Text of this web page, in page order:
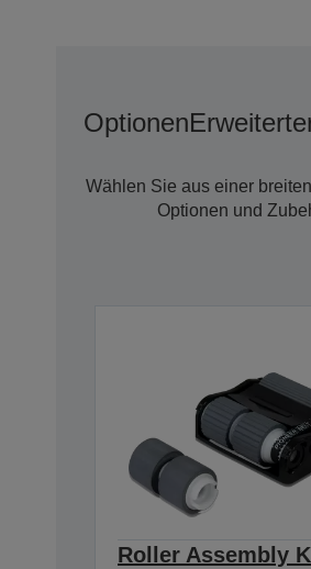
Optionen
Wählen Sie aus einer
Optionen und
Roller Assembly